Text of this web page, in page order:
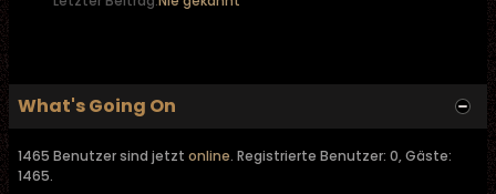
What's Going On
1465 Benutzer sind jetzt online. Registrierte Benutzer: 0, Gäste:
1465.